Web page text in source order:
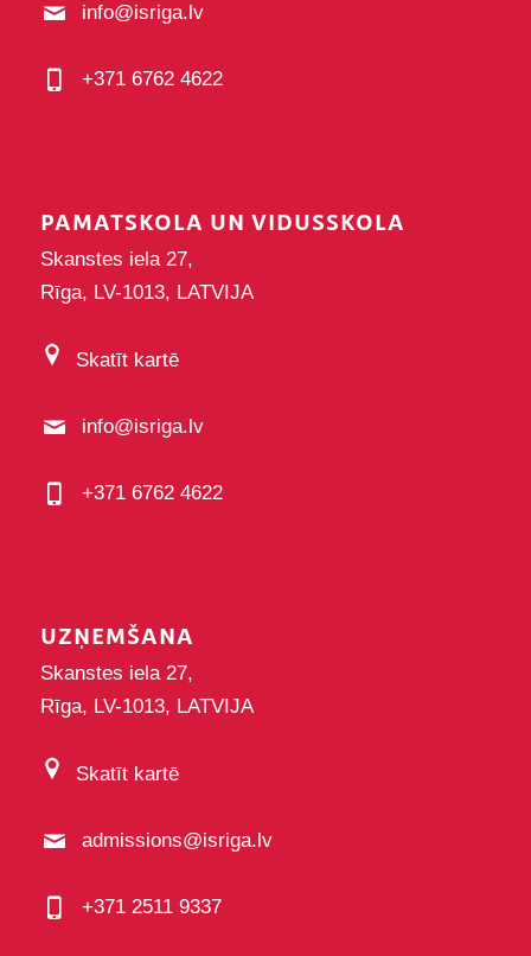
info@isriga.lv
+371 6762 4622
PAMATSKOLA UN VIDUSSKOLA
Skanstes iela 27,
Rīga, LV-1013, LATVIJA
Skatīt kartē
info@isriga.lv
+371 6762 4622
UZŅEMŠANA
Skanstes iela 27,
Rīga, LV-1013, LATVIJA
Skatīt kartē
admissions@isriga.lv
+371 2511 9337